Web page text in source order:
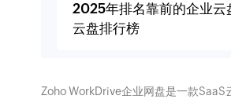
2025年排名靠前的企业云
云盘排行榜
Zoho WorkDrive企业网盘是一款